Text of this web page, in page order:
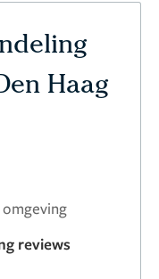
Haag
omgeving
reviews